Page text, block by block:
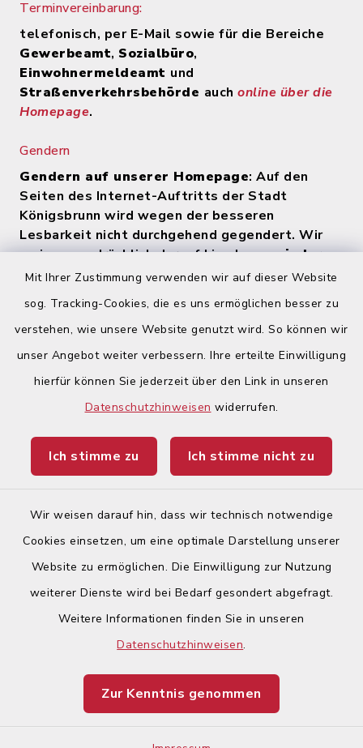
Mit Ihrer Zustimmung verwenden wir auf dieser Website
sog. Tracking-Cookies, die es uns ermöglichen besser zu
verstehen, wie unsere Website genutzt wird. So können wir
unser Angebot weiter verbessern. Ihre erteilte Einwilligung
hierfür können Sie jederzeit über den Link in unseren
Datenschutzhinweisen widerrufen.
Ich stimme zu Ich stimme nicht zu
Wir weisen darauf hin, dass wir technisch notwendige
Cookies einsetzen, um eine optimale Darstellung unserer
Website zu ermöglichen. Die Einwilligung zur Nutzung
weiterer Dienste wird bei Bedarf gesondert abgefragt.
Weitere Informationen finden Sie in unseren
Datenschutzhinweisen.
Zur Kenntnis genommen
Terminvereinbarung:
telefonisch, per E-Mail sowie für die Bereiche
Gewerbeamt, Sozialbüro,
Einwohnermeldeamt und
Straßenverkehrsbehörde auch online über die
Homepage.
Gendern
Gendern auf unserer Homepage: Auf den
Seiten des Internet-Auftritts der Stadt
Königsbrunn wird wegen der besseren
Lesbarkeit nicht durchgehend gegendert. Wir
weisen ausdrücklich darauf hin, dasszu jeder
Zeit alle Geschlechter (m/w/d) angesprochen
Quicklinks
Begegnungsland Lech-Wertach
Ticketportal
Barrierefreiheit
Impressum